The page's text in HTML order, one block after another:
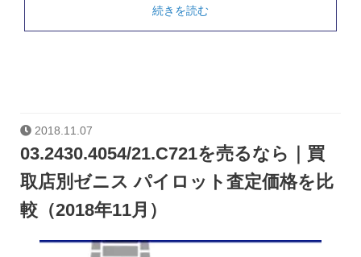
続きを読む
2018.11.07
03.2430.4054/21.C721を売るなら｜買
取店別ゼニス パイロット査定価格を比
較（2018年11月）